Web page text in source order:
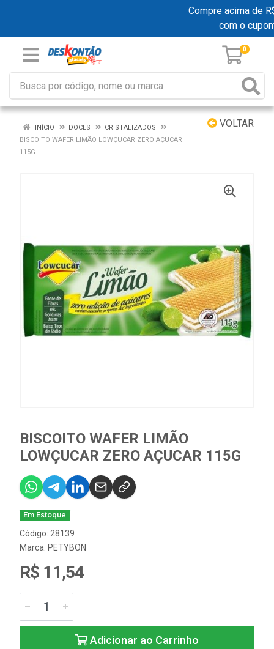
Compre acima de
com o
0
VOLTAR
INÍCIO DOCES
CRISTALIZADOS
BISCOITO WAFER LIMÃO LOWÇUCAR ZERO AÇUCAR
115G
BISCOITO WAFER LIMÃO
LOWÇUCAR ZERO AÇUCAR 115G
Em Estoque
Código: 28139
Marca: PETYBON
R$ 11,54
Adicionar ao Carrinho